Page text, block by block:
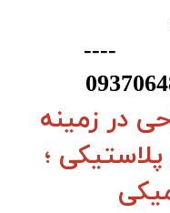
در زمینه
؛